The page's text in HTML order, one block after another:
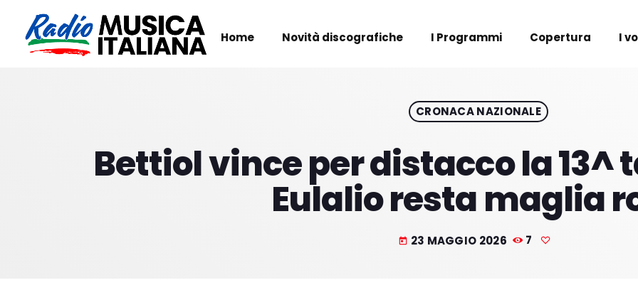
Home Novità discografiche I Programmi Copertura I
CRONACA NAZIONALE
Bettiol vince per distacco la 13^
Eulalio resta maglia
today 23 MAGGIO 2026 7